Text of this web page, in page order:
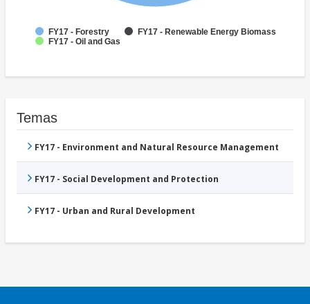
FY17 - Forestry
FY17 - Renewable Energy Biomass
FY17 - Oil and Gas
Temas
FY17 - Environment and Natural Resource Management
FY17 - Social Development and Protection
FY17 - Urban and Rural Development